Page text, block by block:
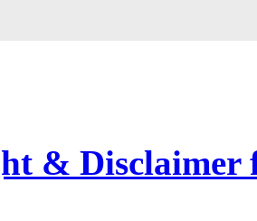
& Disclaimer